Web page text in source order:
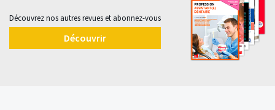
Découvrez nos autres revues et abonnez-vous
Découvrir